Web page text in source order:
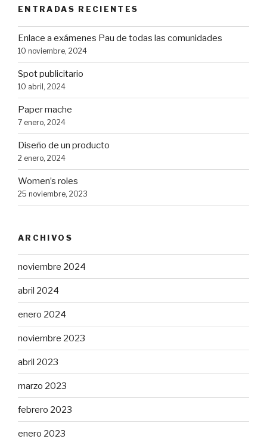
ENTRADAS RECIENTES
Enlace a exámenes Pau de todas las comunidades
10 noviembre, 2024
Spot publicitario
10 abril, 2024
Paper mache
7 enero, 2024
Diseño de un producto
2 enero, 2024
Women’s roles
25 noviembre, 2023
ARCHIVOS
noviembre 2024
abril 2024
enero 2024
noviembre 2023
abril 2023
marzo 2023
febrero 2023
enero 2023